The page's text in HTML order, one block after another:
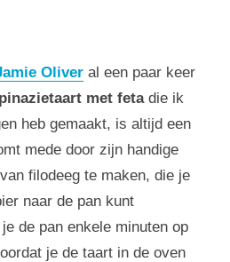
Oliveral een paar keer
met fetadie ik
heb gemaakt, is altijd een
mede door zijn handige
filodeeg te maken, die je
naar de pan kunt
de pan enkele minuten op
je de taart in de oven